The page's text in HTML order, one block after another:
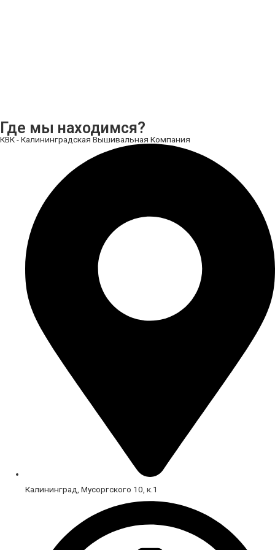
Где мы находимся?
КВК - Калининградская Вышивальная Компания
Калининград, Мусоргского 10, к.1